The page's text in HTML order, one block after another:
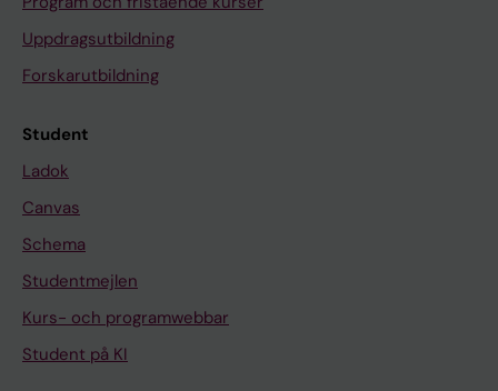
Uppdragsutbildning
Forskarutbildning
Student
Ladok
Canvas
Schema
Studentmejlen
Kurs- och programwebbar
Student på KI